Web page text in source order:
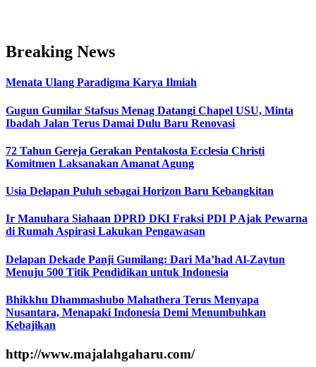
Breaking News
Menata Ulang Paradigma Karya Ilmiah
Gugun Gumilar Stafsus Menag Datangi Chapel USU, Minta
Ibadah Jalan Terus Damai Dulu Baru Renovasi
72 Tahun Gereja Gerakan Pentakosta Ecclesia Christi
Komitmen Laksanakan Amanat Agung
Usia Delapan Puluh sebagai Horizon Baru Kebangkitan
Ir Manuhara Siahaan DPRD DKI Fraksi PDI P Ajak Pewarna
di Rumah Aspirasi Lakukan Pengawasan
Delapan Dekade Panji Gumilang: Dari Ma’had Al-Zaytun
Menuju 500 Titik Pendidikan untuk Indonesia
Bhikkhu Dhammashubo Mahathera Terus Menyapa
Nusantara, Menapaki Indonesia Demi Menumbuhkan
Kebajikan
http://www.majalahgaharu.com/